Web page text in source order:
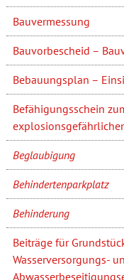
Bauvermessung
Bauvorbescheid –
Bebauungsplan –
Befähigungsschein
Beglaubigung
Behindertenparkplatz
Behinderung
Beiträge für
Wasserversorgungs-